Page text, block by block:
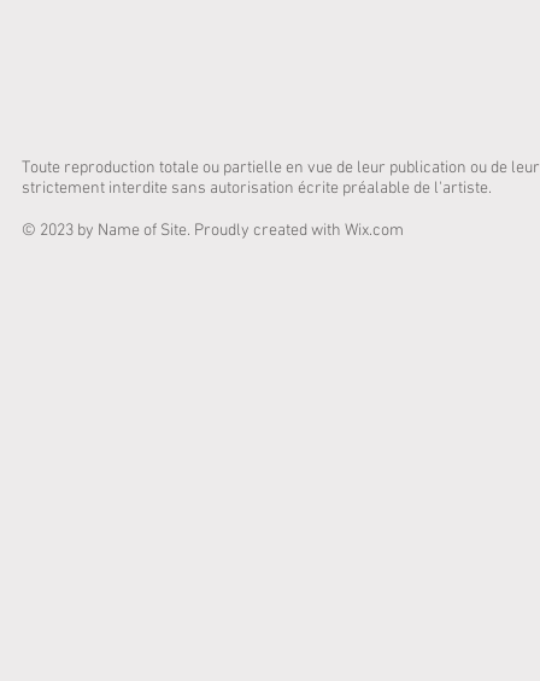
Toute reproduction totale ou partielle en vue de leur publication ou de
strictement interdite sans autorisation écrite préalable de l'artiste.
© 2023 by Name of Site. Proudly created with Wix.com